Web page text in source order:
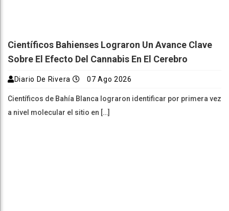
Científicos Bahienses Lograron Un Avance Clave
Sobre El Efecto Del Cannabis En El Cerebro
Diario De Rivera 07 Ago 2026
Científicos de Bahía Blanca lograron identificar por primera vez
a nivel molecular el sitio en […]